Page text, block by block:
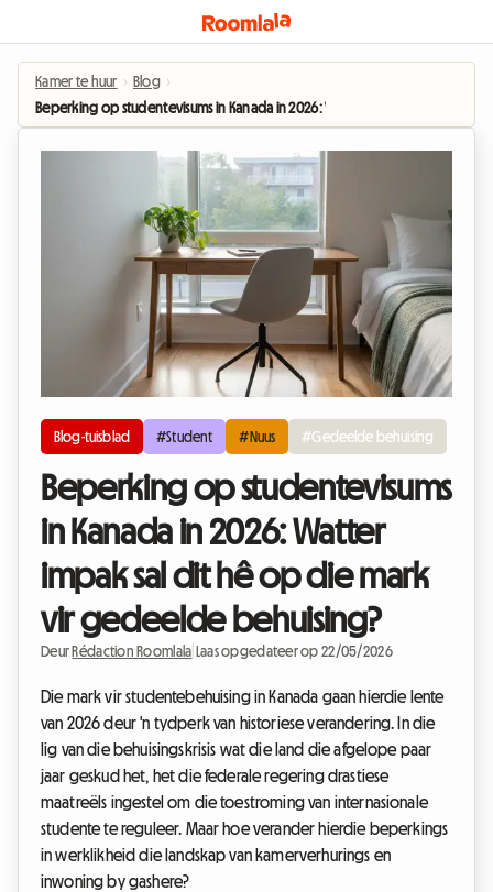
Kamer te huur › Blog ›
Beperking op studentevisums in Kanada in 2026: Watter impak sal dit hê op
Blog-tuisblad #Student #Nuus #Gedeelde behuising
Beperking op studentevisums
in Kanada in 2026: Watter
impak sal dit hê op die mark
vir gedeelde behuising?
Deur Rédaction Roomlala Laas opgedateer op 22/05/2026
Die mark vir studentebehuising in Kanada gaan hierdie lente
van 2026 deur 'n tydperk van historiese verandering. In die
lig van die behuisingskrisis wat die land die afgelope paar
jaar geskud het, het die federale regering drastiese
maatreëls ingestel om die toestroming van internasionale
studente te reguleer. Maar hoe verander hierdie beperkings
in werklikheid die landskap van kamerverhurings en
inwoning by gashere?